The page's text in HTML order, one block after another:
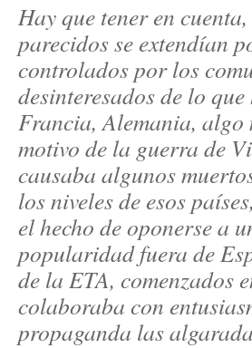
Hay que tener en
parecidos se extendían
controlados por los
desinteresados de lo
Francia, Alemania, algo
motivo de la guerra de
causaba algunos
los niveles de esos
el hecho de oponerse a
popularidad fuera de
de la ETA, comenzados
colaboraba con
propaganda las